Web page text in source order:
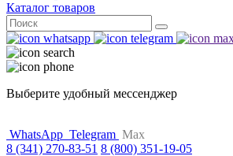
Каталог товаров
Поиск
for:
Выберите удобный мессенджер
WhatsApp Telegram Max
8 (341) 270-83-51 8 (800) 351-19-05